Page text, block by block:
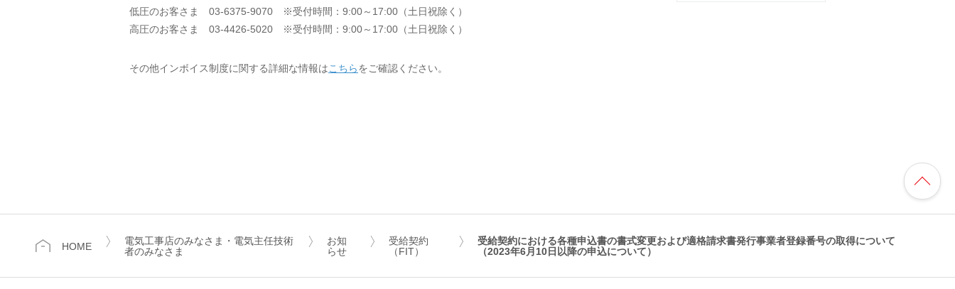
低圧のお客さま 03-6375-9070 ※受付時間：9:00～17:00（土日祝除く）
高圧のお客さま 03-4426-5020 ※受付時間：9:00～17:00（土日祝除く）
その他インボイス制度に関する詳細な情報はこちらをご確認ください。
HOME
電気工事店のみなさま・電気主任技術
者のみなさま
お知
らせ
受給契約
（FIT）
受給契約における各種申込書の書式変更および適格請求書発行事業者登録番号の取得について
（2023年6月10日以降の申込について）